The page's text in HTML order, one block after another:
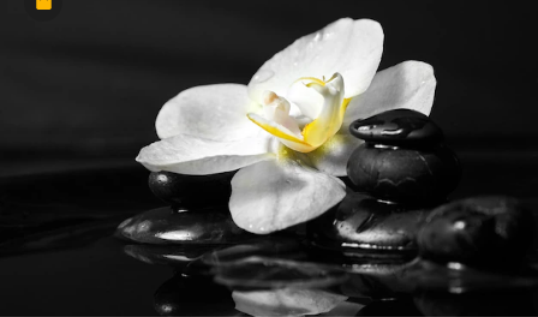
Premium